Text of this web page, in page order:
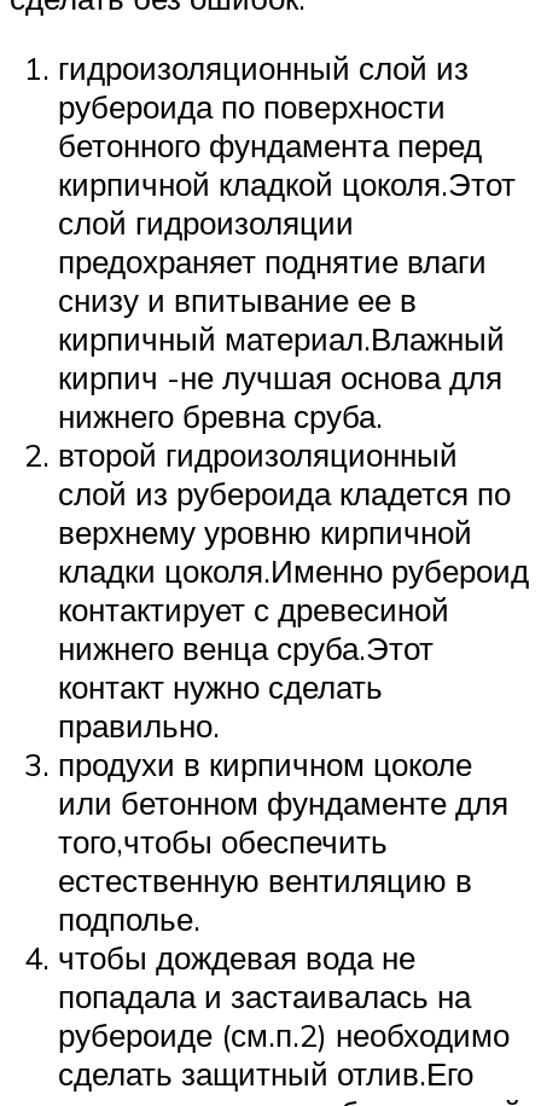
гидроизоляционный слой из
рубероида по поверхности
бетонного фундамента перед
кирпичной кладкой цоколя.Этот
слой гидроизоляции
предохраняет поднятие влаги
снизу и впитывание ее в
кирпичный материал.Влажный
кирпич -не лучшая основа для
нижнего бревна сруба.
второй гидроизоляционный
слой из рубероида кладется по
верхнему уровню кирпичной
кладки цоколя.Именно рубероид
контактирует с древесиной
нижнего венца сруба.Этот
контакт нужно сделать
правильно.
продухи в кирпичном цоколе
или бетонном фундаменте для
того,чтобы обеспечить
естественную вентиляцию в
подполье.
чтобы дождевая вода не
попадала и застаивалась на
рубероиде (см.п.2) необходимо
сделать защитный отлив.Его